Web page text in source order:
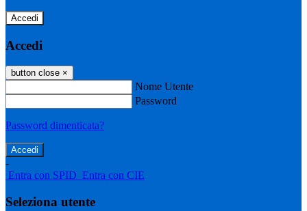
Accedi
Accedi
button close ×
Nome Utente
Password
Password dimenticata?
-
Entra con SPID Entra con CIE
Seleziona utente